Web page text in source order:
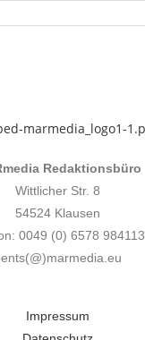
Redaktionsbüro
Wittlicher Str. 8
54524 Klausen
0049 (0) 6578 984113
Impressum